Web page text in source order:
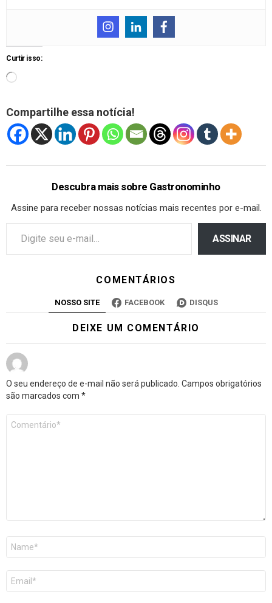
Curtir isso:
Compartilhe essa notícia!
Descubra mais sobre Gastronominho
Assine para receber nossas notícias mais recentes por e-mail.
ASSINAR
COMENTÁRIOS
NOSSO SITE FACEBOOK DISQUS
DEIXE UM COMENTÁRIO
O seu endereço de e-mail não será publicado. Campos obrigatórios
são marcados com *
mail